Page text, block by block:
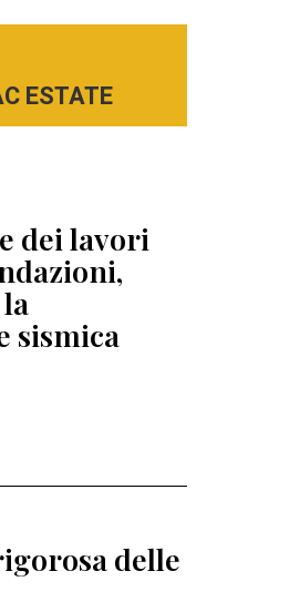
ESTATE
dei lavori
sismica
delle